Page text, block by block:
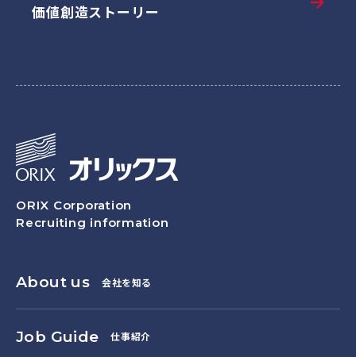
価値創造ストーリー
ORIX Corporation
Recruiting information
About us 会社を知る
Job Guide 仕事紹介